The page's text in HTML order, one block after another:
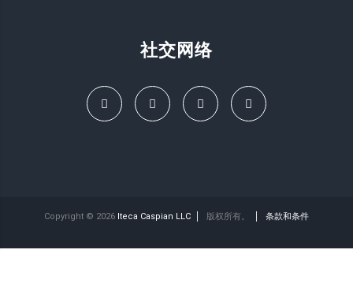
社交网络
Copyright © 2026 Iteca Caspian LLC 版权所有。 条款和条件